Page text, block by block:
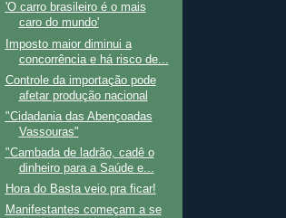
'O carro brasileiro é o mais
caro do mundo'
Imposto maior diminui a
concorrência e há risco de...
Controle da importação pode
afetar produção nacional
"Cidadania das Abençoadas
Vassouras"
"Cambada de ladrão, cadê o
dinheiro para a Saúde e...
Hora do Basta veio pra ficar!
Manifestantes começam a se